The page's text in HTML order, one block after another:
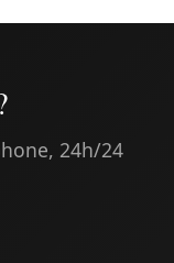
24h/24